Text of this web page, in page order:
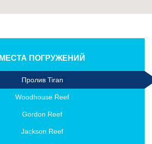
МЕСТА ПОГРУЖЕНИЙ
Пролив Tiran
Woodhouse Reef
Gordon Reef
Jackson Reef